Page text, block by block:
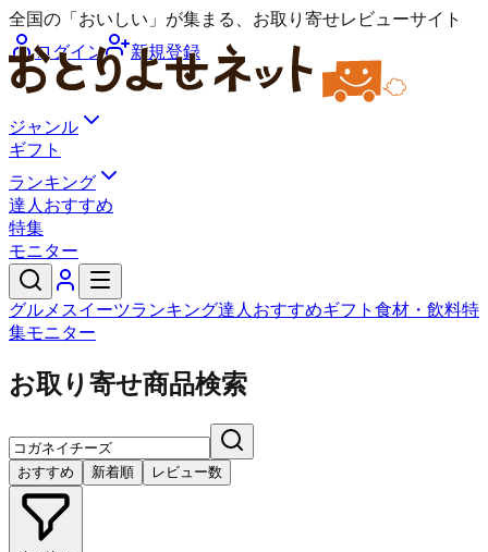
全国の「おいしい」が集まる、お取り寄せレビューサイト
ログイン
新規登録
ジャンル
ギフト
ランキング
達人おすすめ
特集
モニター
グルメ スイーツランキング達人おすすめギフト 食材・飲料特
集モニター
お取り寄せ商品検索
おすすめ 新着順 レビュー数